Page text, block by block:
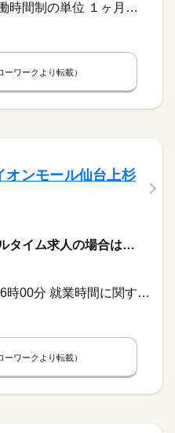
変形労働時間制 変形労働時間制の単位 １ヶ月単位 就業時間１ 6時30分〜14時00分 就業時間２ 14時00分〜22時00分 就業時間に関する特記事項 シフト制 ※就業時間相談可能
ーワークより転載）
オンモール仙台上杉
1,300円〜1,460円 ※フルタイム求人の場合は月額（換算額）、パート求人の場合は時間額を表示しています。
就業時間１ 8時00分〜16時00分 就業時間に関する特記事項 ※６時間以上勤務必須（週３０時間以上勤務必須）
ーワークより転載）